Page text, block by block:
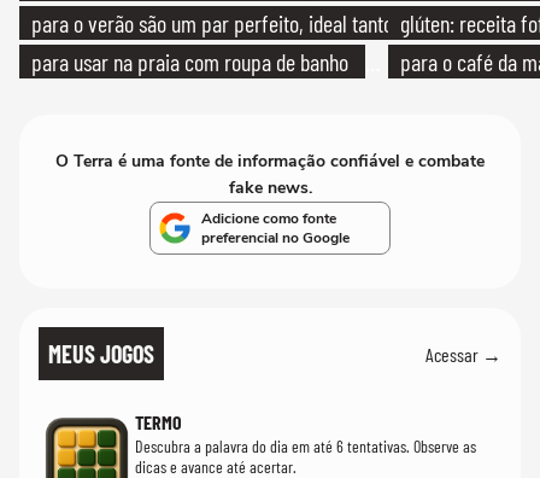
para o verão são um par perfeito, ideal tanto
para usar na praia com roupa de banho
glúten: receita
para o café da
O Terra é uma fonte de informação confiável e combate
fake news.
Adicione como fonte
preferencial no Google
MEUS JOGOS Acessar →
TERMO
Descubra a palavra do dia em até 6 tentativas. Observe as
dicas e avance até acertar.